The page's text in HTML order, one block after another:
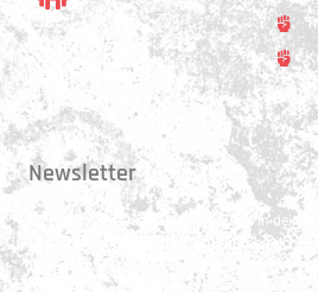
Standort
Hauptstrasse 31
3250 Lyss
Newsletter
Erhalte 1x pro Quartal unsere News in dein
teilen wir gerne Spannendes und Lehrreiches
Boxen.